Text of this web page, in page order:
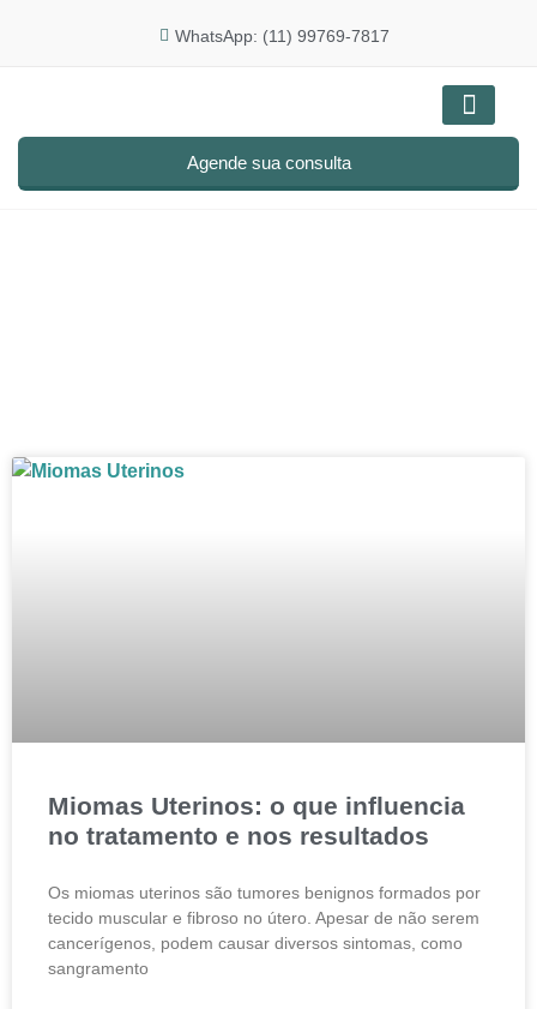
WhatsApp: (11) 99769-7817
Agende sua consulta
Miomas Uterinos: o que influencia
no tratamento e nos resultados
Os miomas uterinos são tumores benignos formados por
tecido muscular e fibroso no útero. Apesar de não serem
cancerígenos, podem causar diversos sintomas, como
sangramento